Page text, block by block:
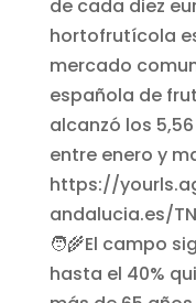
🧑‍🌾El campo
hasta el 40%